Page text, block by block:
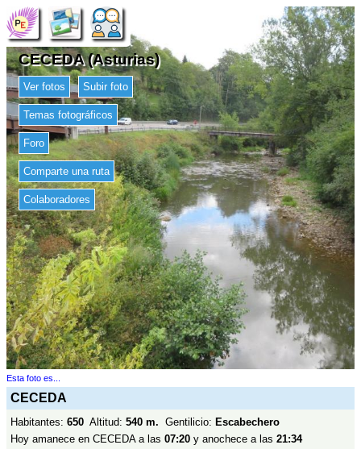
CECEDA (Asturias)
Ver fotos Subir foto
Temas fotográficos
Foro
Comparte una ruta
Colaboradores
Esta foto es...
CECEDA
Habitantes: 650 Altitud: 540 m. Gentilicio: Escabechero
Hoy amanece en CECEDA a las 07:20 y anochece a las 21:34